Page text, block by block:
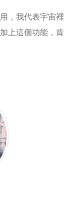
，我代表宇宙裡
上這個功能，肯